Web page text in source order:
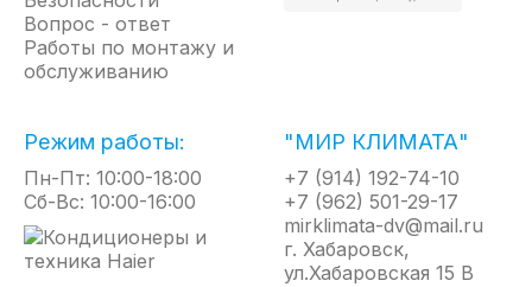
• Увеличенный магниевый анод для
дополнительной защиты
• Профессиональная система защиты от
комплекте
• 5 лет гарантии на внутренний бак
Вопрос - ответ
Работы по монтажу и
обслуживанию
Режим работы:
Пн-Пт: 10:00-18:00
Сб-Вс: 10:00-16:00
"МИР КЛИМАТА"
+7 (914) 192-74-10
+7 (962) 501-29-17
mirklimata-dv@mail.ru
г. Хабаровск,
ул.Хабаровская 15 В